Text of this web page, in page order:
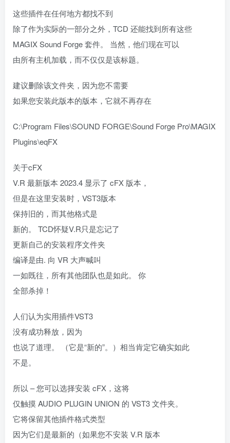
这些插件在任何地方都找不到
除了作为实际的一部分之外，TCD 还能找到所有这些
MAGIX Sound Forge 套件。 当然，他们现在可以
由所有主机加载，而不仅仅是该标题。
建议删除该文件夹，因为您不需要
如果您安装此版本的版本，它就不再存在
C:\Program Files\SOUND FORGE\Sound Forge Pro\MAGIX
Plugins\eqFX
关于cFX
V.R 最新版本 2023.4 显示了 cFX 版本，
但是在这里安装时，VST3版本
保持旧的，而其他格式是
新的。 TCD怀疑V.R只是忘记了
更新自己的安装程序文件夹
编译是由. 向 VR 大声喊叫
一如既往，所有其他团队也是如此。 你
全部杀掉！
人们认为实用插件VST3
没有成功释放，因为
也说了道理。 （它是“新的”。）相当肯定它确实如此
不是。
所以 – 您可以选择安装 cFX，这将
仅触摸 AUDIO PLUGIN UNION 的 VST3 文件夹。
它将保留其他插件格式类型
因为它们是最新的（如果您不安装 V.R 版本